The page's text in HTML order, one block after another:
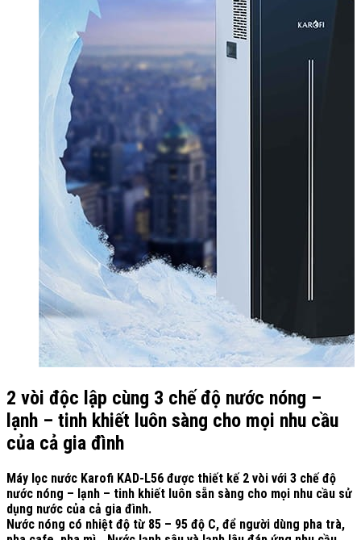
2 vòi độc lập cùng 3 chế độ nước nóng –
lạnh – tinh khiết luôn sàng cho mọi nhu cầu
của cả gia đình
Máy lọc nước Karofi KAD-L56 được thiết kế 2 vòi với 3 chế độ
nước nóng – lạnh – tinh khiết luôn sẵn sàng cho mọi nhu cầu sử
dụng nước của cả gia đình.
Nước nóng có nhiệt độ từ 85 – 95 độ C, để người dùng pha trà,